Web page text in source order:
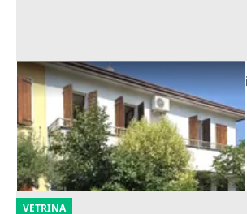
Asta Abitazione cielo terra con
Montegrotto Terme (Padova)
Offerta minima
195.000 €
20/10/2026
VETRINA